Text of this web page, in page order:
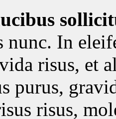
nunc. In
risus, et
purus,
risus,